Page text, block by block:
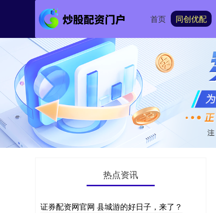
首页 同创优配
热点资讯
证券配资网官网 县城游的好日子，来了？